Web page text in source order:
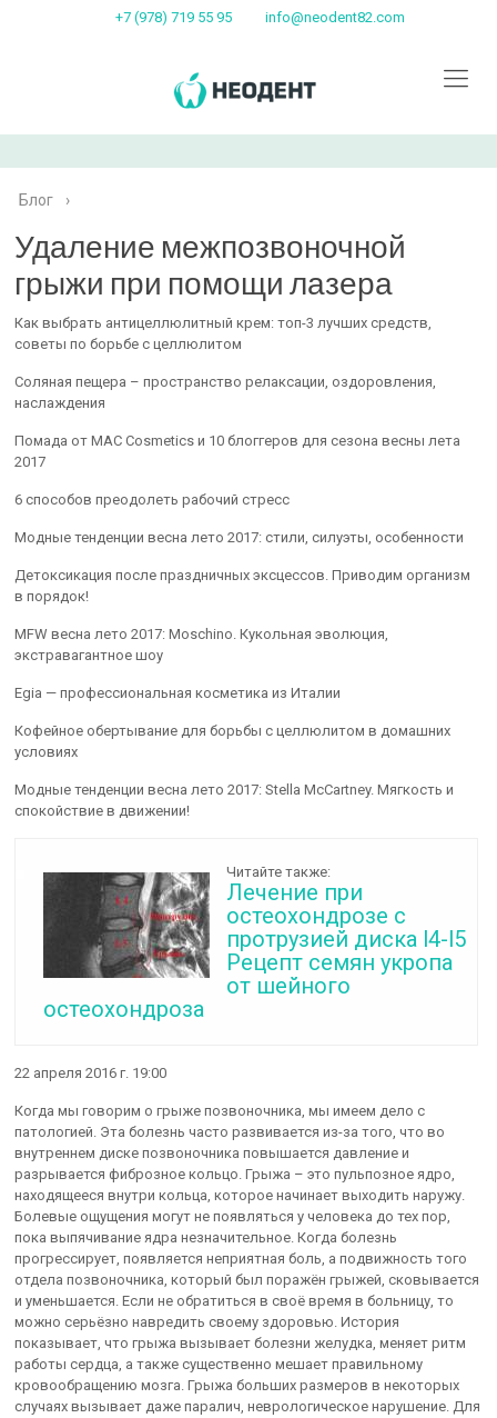
+7 (978) 719 55 95 info@neodent82.com
Блог ›
Удаление межпозвоночной
грыжи при помощи лазера
Как выбрать антицеллюлитный крем: топ-3 лучших средств,
советы по борьбе с целлюлитом
Соляная пещера – пространство релаксации, оздоровления,
наслаждения
Помада от MAC Cosmetics и 10 блоггеров для сезона весны лета
2017
6 способов преодолеть рабочий стресс
Модные тенденции весна лето 2017: стили, силуэты, особенности
Детоксикация после праздничных эксцессов. Приводим организм
в порядок!
MFW весна лето 2017: Moschino. Кукольная эволюция,
экстравагантное шоу
Egia — профессиональная косметика из Италии
Кофейное обертывание для борьбы с целлюлитом в домашних
условиях
Модные тенденции весна лето 2017: Stella McCartney. Мягкость и
спокойствие в движении!
Читайте также:
Лечение при
остеохондрозе с
протрузией диска l4-l5
Рецепт семян укропа
от шейного
остеохондроза
22 апреля 2016 г. 19:00
Когда мы говорим о грыже позвоночника, мы имеем дело с
патологией. Эта болезнь часто развивается из-за того, что во
внутреннем диске позвоночника повышается давление и
разрывается фиброзное кольцо. Грыжа – это пульпозное ядро,
находящееся внутри кольца, которое начинает выходить наружу.
Болевые ощущения могут не появляться у человека до тех пор,
пока выпячивание ядра незначительное. Когда болезнь
прогрессирует, появляется неприятная боль, а подвижность того
отдела позвоночника, который был поражён грыжей, сковывается
и уменьшается. Если не обратиться в своё время в больницу, то
можно серьёзно навредить своему здоровью. История
показывает, что грыжа вызывает болезни желудка, меняет ритм
работы сердца, а также существенно мешает правильному
кровообращению мозга. Грыжа больших размеров в некоторых
случаях вызывает даже паралич, неврологическое нарушение. Для